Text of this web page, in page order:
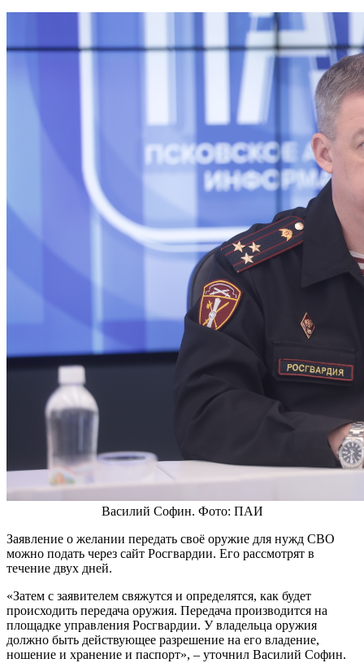
Василий Софин. Фото: ПАИ
Заявление о желании передать своё оружие для нужд СВО
можно подать через сайт Росгвардии. Его рассмотрят в
течение двух дней.
«Затем с заявителем свяжутся и определятся, как будет
происходить передача оружия. Передача производится на
площадке управления Росгвардии. У владельца оружия
должно быть действующее разрешение на его владение,
ношение и хранение и паспорт», – уточнил Василий Софин.